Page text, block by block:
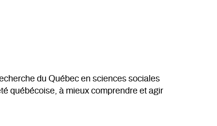
du Québec en sciences sociales
québécoise, à mieux comprendre et agir